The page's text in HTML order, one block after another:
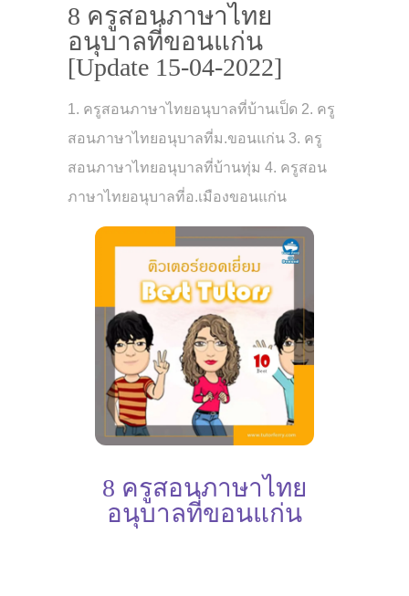
8 ครูสอนภาษาไทย
อนุบาลที่ขอนแก่น
[Update 15-04-2022]
1. ครูสอนภาษาไทยอนุบาลที่บ้านเป็ด 2. ครู
สอนภาษาไทยอนุบาลที่ม.ขอนแก่น 3. ครู
สอนภาษาไทยอนุบาลที่บ้านทุ่ม 4. ครูสอน
ภาษาไทยอนุบาลที่อ.เมืองขอนแก่น
8 ครูสอนภาษาไทย
อนุบาลที่ขอนแก่น